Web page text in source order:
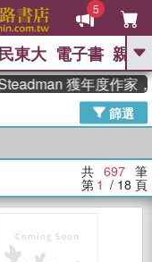
5
GO
高希均教授回憶錄
、 父親節 、 花開錦
數學女孩：黎曼猜想
如果歷史是一
遊錄
東大 電子書 親子
獲年度作家，《史
篩選
共 697 筆
第 1 / 18 頁